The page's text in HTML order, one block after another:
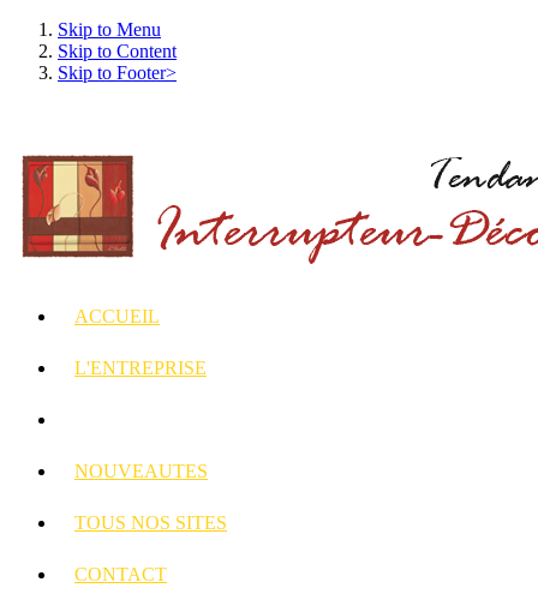
Skip to Menu
Skip to Content
Skip to Footer>
ACCUEIL
L'ENTREPRISE
NOUVEAUTES
TOUS NOS SITES
CONTACT